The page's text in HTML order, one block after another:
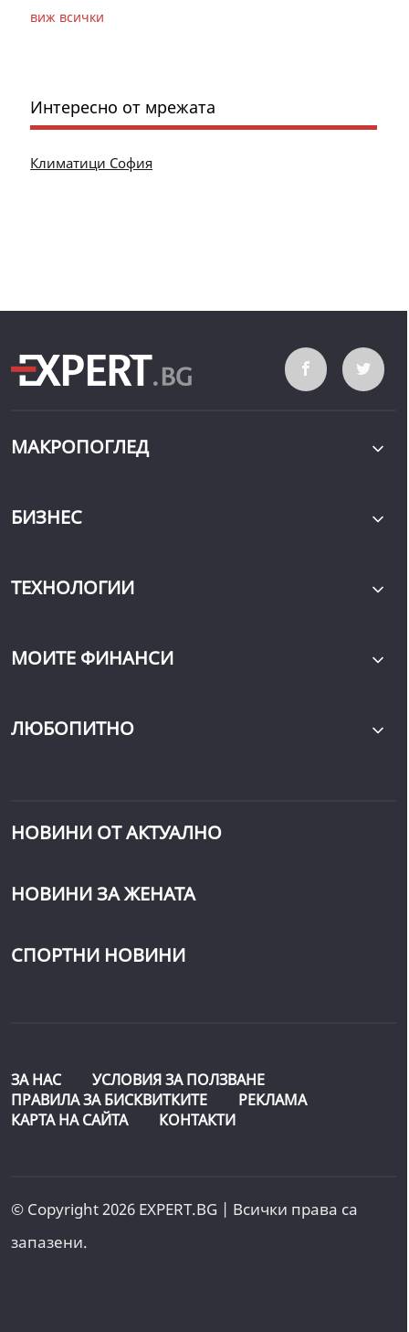
виж всички
Интересно от мрежата
Климатици София
МАКРОПОГЛЕД
БИЗНЕС
ТЕХНОЛОГИИ
МОИТЕ ФИНАНСИ
ЛЮБОПИТНО
НОВИНИ ОТ АКТУАЛНО
НОВИНИ ЗА ЖЕНАТА
СПОРТНИ НОВИНИ
ЗА НАС
УСЛОВИЯ ЗА ПОЛЗВАНЕ
ПРАВИЛА ЗА БИСКВИТКИТЕ
РЕКЛАМА
КАРТА НА САЙТА
КОНТАКТИ
© Copyright 2026 EXPERT.BG | Всички права са
запазени.